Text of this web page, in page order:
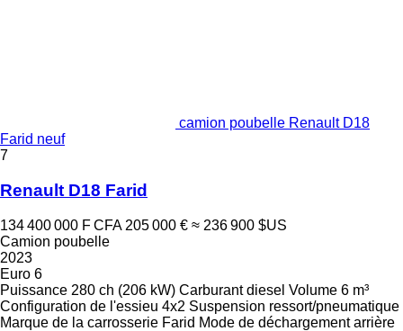
camion poubelle Renault D18
Farid neuf
7
Renault D18 Farid
134 400 000 F CFA 205 000 € ≈ 236 900 $US
Camion poubelle
2023
Euro 6
Puissance 280 ch (206 kW) Carburant diesel Volume 6 m³
Configuration de l'essieu 4x2 Suspension ressort/pneumatique
Marque de la carrosserie Farid Mode de déchargement arrière